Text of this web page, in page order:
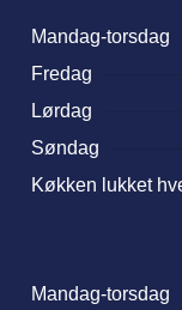
Mandag-torsdag
Fredag
Lørdag
Søndag
Køkken lukket
Mandag-torsdag